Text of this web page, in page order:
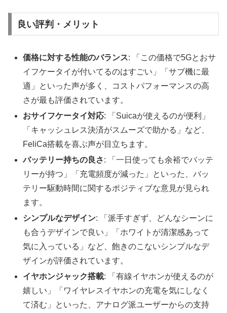
良い評判・メリット
価格に対する性能のバランス: 「この価格で5Gとおサ
イフケータイが付いてるのはすごい」「サブ機に最
適」といった声が多く、コストパフォーマンスの高
さが最も評価されています。
おサイフケータイ対応: 「Suicaが使えるのが便利」
「キャッシュレス決済がスムーズで助かる」など、
FeliCa搭載を喜ぶ声が目立ちます。
バッテリー持ちの良さ: 「一日使っても余裕でバッテ
リーが持つ」「充電頻度が減った」といった、バッ
テリー駆動時間に関するポジティブな意見が見られ
ます。
シンプルなデザイン: 「派手すぎず、どんなシーンに
も合うデザインで良い」「ホワイトが清潔感あって
気に入っている」など、飽きのこないシンプルなデ
ザインが評価されています。
イヤホンジャック搭載: 「有線イヤホンが使えるのが
嬉しい」「ワイヤレスイヤホンの充電を気にしなく
て済む」といった、アナログ派ユーザーからの支持